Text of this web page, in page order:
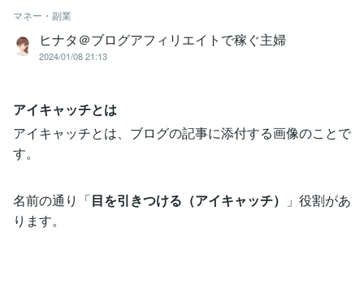
マネー・副業
ヒナタ＠ブログアフィリエイトで稼ぐ主婦
2024/01/08 21:13
アイキャッチとは
アイキャッチとは、ブログの記事に添付する画像のことで
す。
名前の通り「目を引きつける（アイキャッチ）
」役割があ
ります。